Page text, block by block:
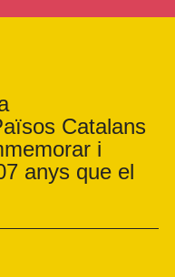
Catalans
i
anys que el